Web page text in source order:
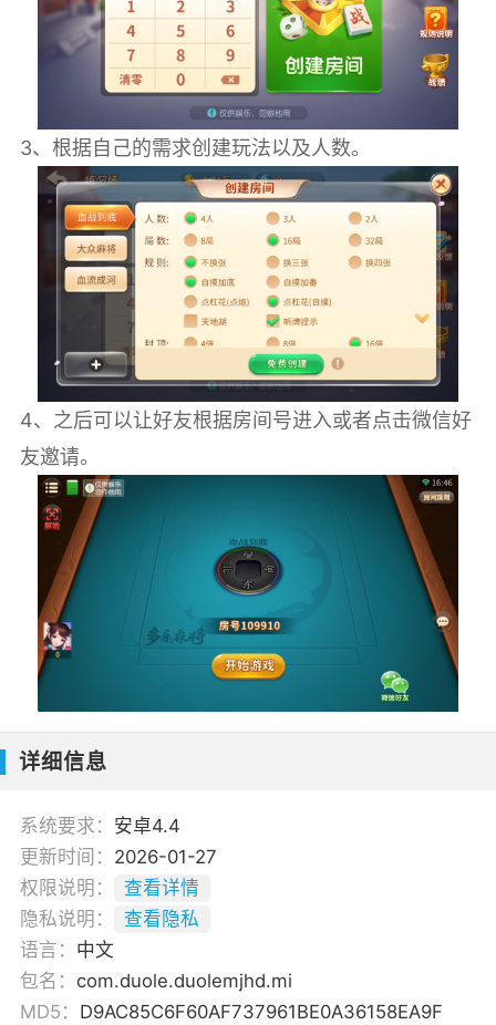
3、根据自己的需求创建玩法以及人数。
4、之后可以让好友根据房间号进入或者点击微信好
友邀请。
详细信息
系统要求： 安卓4.4
更新时间： 2026-01-27
权限说明：
查看详情
隐私说明：
查看隐私
语言： 中文
包名： com.duole.duolemjhd.mi
MD5： D9AC85C6F60AF737961BE0A36158EA9F